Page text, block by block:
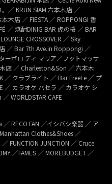
／ KRUN SIAM 六本木店 ／
木店 ／ FIESTA ／ ROPPONGI 香
／ 焼酎DINIG BAR 虎の桜 ／ BAR
CROSSOVER ／ Sky
／ Bar 7th Ave.in Roppongi ／
ーボロ ディ マリア／フットマッサ
店 ／ Charleston&Son ／ 六本木
／ クラブライト ／ Bar FreeLe ／ プ
／ カラオケ パセラ ／ カラオケ シ
WORLDSTAR CAFE
RECO FAN ／イシバシ楽器 ／ ア
Clothes&Shoes ／
FUNCTION JUNCTION ／ Cruce
／FAMES ／ MOREBUDGET ／